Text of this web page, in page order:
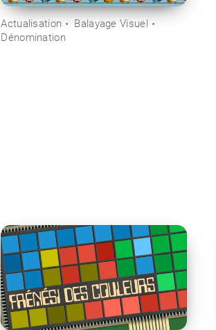
Actualisation
Balayage Visuel
Dénomination